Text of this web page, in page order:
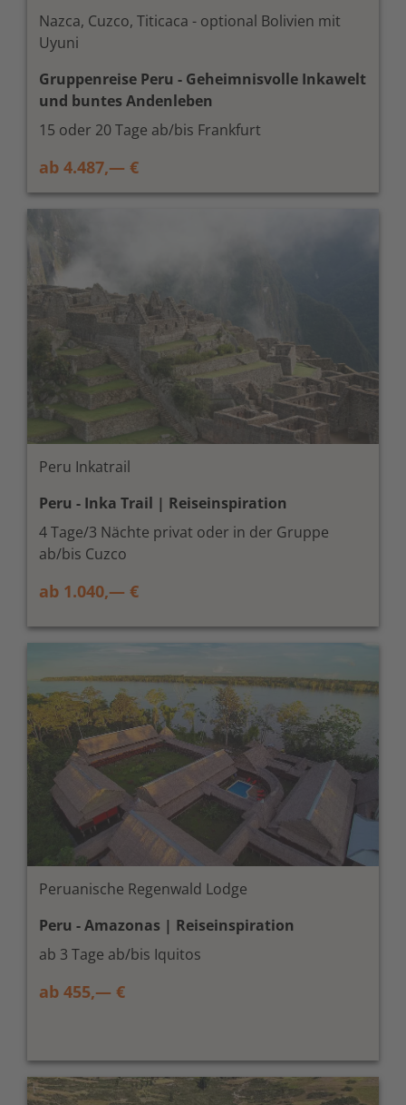
Nazca, Cuzco, Titicaca - optional Bolivien mit
Uyuni
Gruppenreise Peru - Geheimnisvolle Inkawelt
und buntes Andenleben
15 oder 20 Tage ab/bis Frankfurt
ab 4.487,— €
Peru Inkatrail
Peru - Inka Trail | Reiseinspiration
4 Tage/3 Nächte privat oder in der Gruppe
ab/bis Cuzco
ab 1.040,— €
Peruanische Regenwald Lodge
Peru - Amazonas | Reiseinspiration
ab 3 Tage ab/bis Iquitos
ab 455,— €